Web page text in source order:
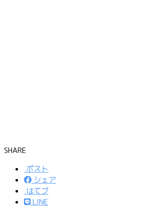
SHARE
ポスト
シェア
はてブ
LINE